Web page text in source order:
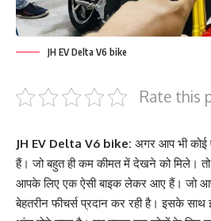
JH EV Delta V6 bike
Rate this
JH EV Delta V6 bike: अगर आप भी कोई
हैं। जो बहुत ही कम कीमत में देखने को मिले।
आपके लिए एक ऐसी बाइक लेकर आए हैं। जो
बेहतरीन फीचर्स प्रदान कर रही है। इसके